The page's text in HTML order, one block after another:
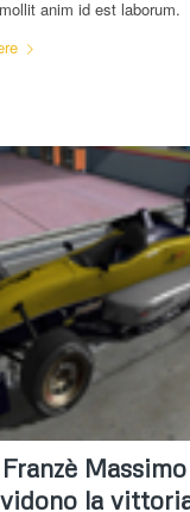
anim id est laborum.
la